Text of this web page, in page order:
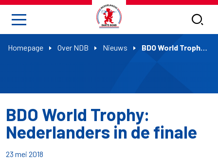
Homepage Over NDB Nieuws BDO World Trophy: Nederlanders in de finale
BDO World Trophy:
Nederlanders in de finale
23 mei 2018